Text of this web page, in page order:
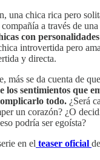
una chica rica pero
a través de
con
introvertida pero
y directa.
más se da cuenta de
los sentimientos que
todo. ¿Será
un corazón? ¿O
podría ser egoísta?
en el teaser oficial de